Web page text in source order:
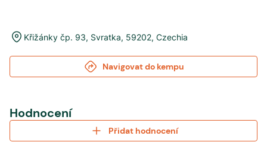
Křižánky čp. 93, Svratka, 59202, Czechia
Navigovat do kempu
Hodnocení
Přidat hodnocení